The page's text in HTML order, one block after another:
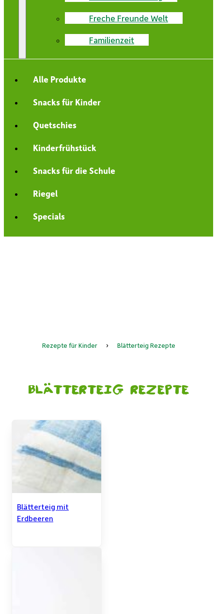
Freche Freunde Welt
Familienzeit
Alle Produkte
Snacks für Kinder
Quetschies
Kinderfrühstück
Snacks für die Schule
Riegel
Specials
Rezepte für Kinder › Blätterteig Rezepte
Blätterteig Rezepte
Blätterteig mit
Erdbeeren